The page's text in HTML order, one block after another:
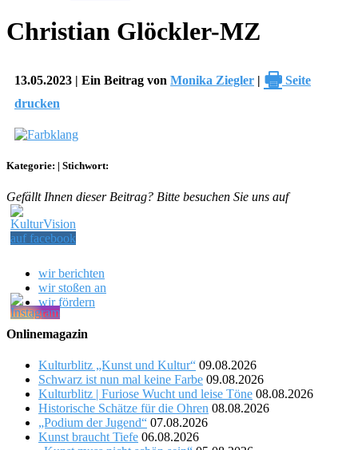
Christian Glöckler-MZ
13.05.2023 | Ein Beitrag von Monika Ziegler | 🖶 Seite
drucken
Kategorie: | Stichwort:
Gefällt Ihnen dieser Beitrag? Bitte besuchen Sie uns auf
wir berichten
wir stoßen an
wir fördern
Onlinemagazin
Kulturblitz „Kunst und Kultur“ 09.08.2026
Schwarz ist nun mal keine Farbe 09.08.2026
Kulturblitz | Furiose Wucht und leise Töne 08.08.2026
Historische Schätze für die Ohren 08.08.2026
„Podium der Jugend“ 07.08.2026
Kunst braucht Tiefe 06.08.2026